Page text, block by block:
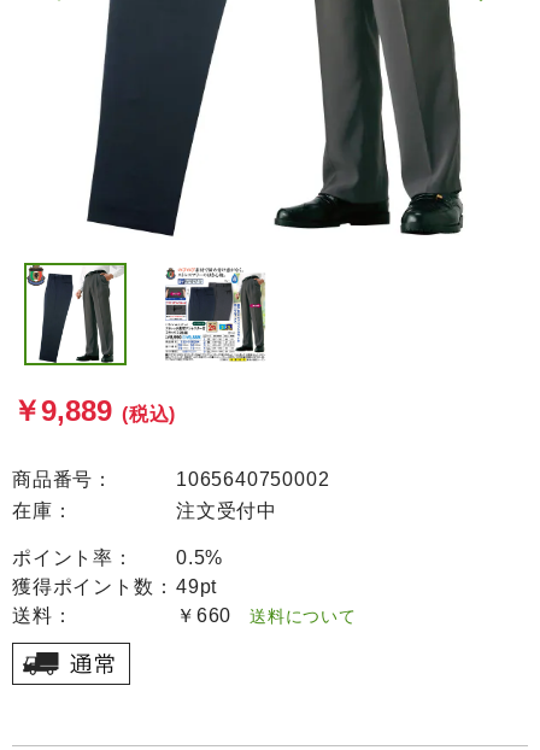
￥9,889 (税込)
商品番号：
1065640750002
在庫：
注文受付中
ポイント率：
0.5%
獲得ポイント数： 49pt
送料：
￥660 送料について